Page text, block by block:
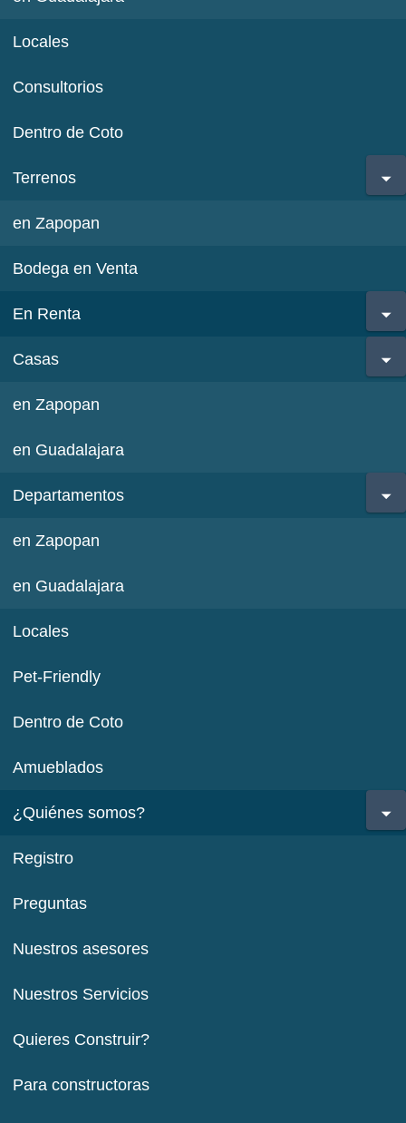
Locales
Consultorios
Dentro de Coto
Terrenos
en Zapopan
Bodega en Venta
En Renta
Casas
en Zapopan
en Guadalajara
Departamentos
en Zapopan
en Guadalajara
Locales
Pet-Friendly
Dentro de Coto
Amueblados
¿Quiénes somos?
Registro
Preguntas
Nuestros asesores
Nuestros Servicios
Quieres Construir?
Para constructoras